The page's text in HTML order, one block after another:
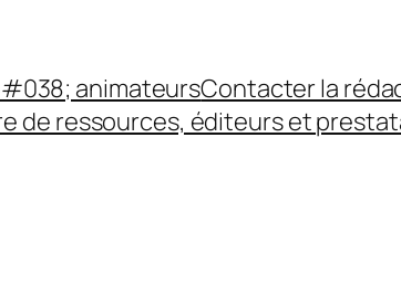
animateursContacter la
de ressources, éditeurs et